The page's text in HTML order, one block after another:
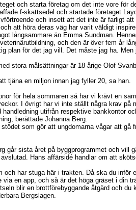
och starta företag om det inte vore för
f-skattsedel och startade företaget
och insett att det inte är farligt
att höra deras väg har varit väldigt
långsammare än Emma Sundman.
och den är över fem år
plan för det jag vill. Det måste jag ha. Men
stora målsättningar är 18-årige Olof
tjäna en miljon innan jag fyller 20, sa han.
för hela sommaren så har vi krävt en
I övrigt har vi inte ställt några krav på
handledning utifrån respektive bankkontor
berättade Johanna Berg.
som gör att ungdomarna vågar att gå
går sista året på byggprogrammet och vill
Hans affärsidé handlar om att
och har stuga här i trakten. Då ska du inför
via en app, och så är det höga gräset i din
blir en brottförebyggande åtgärd och du
Bergslagen.